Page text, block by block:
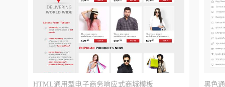
HTML通用型电子商务响应式商城模板 黑色